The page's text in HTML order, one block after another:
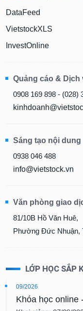
DataFeed
VietstockXLS
InvestOnline
Quảng cáo & Dịch
0908 169 898 - (028)
Sáng tạo nội dung
0938 046 488
info@vietstock.vn
Văn phòng giao
81/10B Hồ Văn Huê,
Phường Đức Nhuận,
LỚP HỌC SẮP
09/2026
Khóa học online